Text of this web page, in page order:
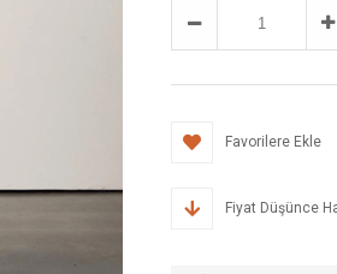
Favorilere Ekle
Fiyat Düşünce